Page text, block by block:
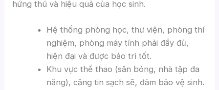
hứng thú và hiệu quả của học sinh.
Hệ thống phòng học, thư viện, phòng thí
nghiệm, phòng máy tính phải đầy đủ,
hiện đại và được bảo trì tốt.
Khu vực thể thao (sân bóng, nhà tập đa
năng), căng tin sạch sẽ, đảm bảo vệ sinh.